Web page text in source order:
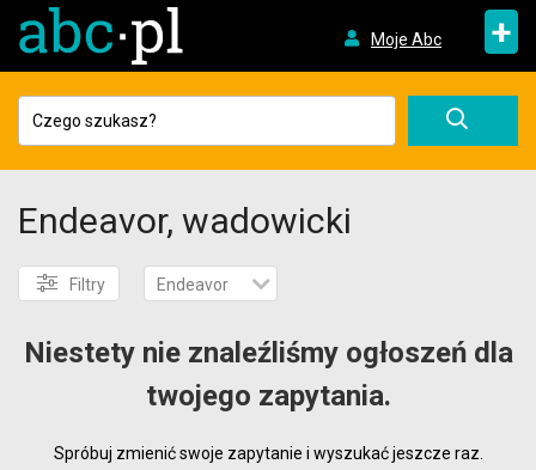
Moje Abc +
Endeavor, wadowicki
Filtry Endeavor
Niestety nie znaleźliśmy ogłoszeń dla
twojego zapytania.
Spróbuj zmienić swoje zapytanie i wyszukać jeszcze raz.